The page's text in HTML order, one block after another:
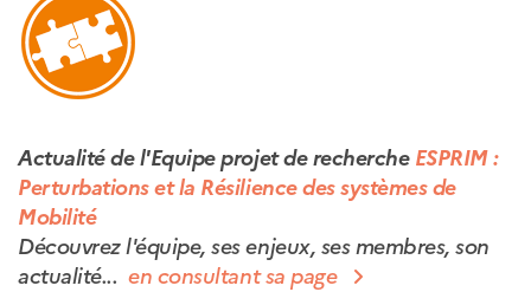
Actualité de l'Equipe projet de recherche ESPRIM :
Perturbations et la Résilience des systèmes de
Mobilité
Découvrez l'équipe, ses enjeux, ses membres, son
actualité...en consultant sa page